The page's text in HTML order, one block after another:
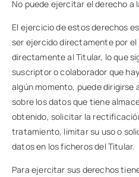
No puede ejercitar el derecho a
El ejercicio de estos derechos
ser ejercido directamente por
directamente al Titular, lo que
suscriptor o colaborador que
algún momento, puede dirigirse
sobre los datos que tiene
obtenido, solicitar la
tratamiento, limitar su uso o
datos en los ficheros del Titular.
Para ejercitar sus derechos